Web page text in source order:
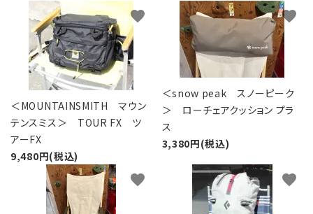
＜MOUNTAINSMITH マウン
テンスミス＞ TOUR FX ツ
アーFX
9,480円(税込)
favorite
＜snow peak スノーピーク
＞ ローチェアクッション プラ
ス
3,380円(税込)
favorite
favorite favorite